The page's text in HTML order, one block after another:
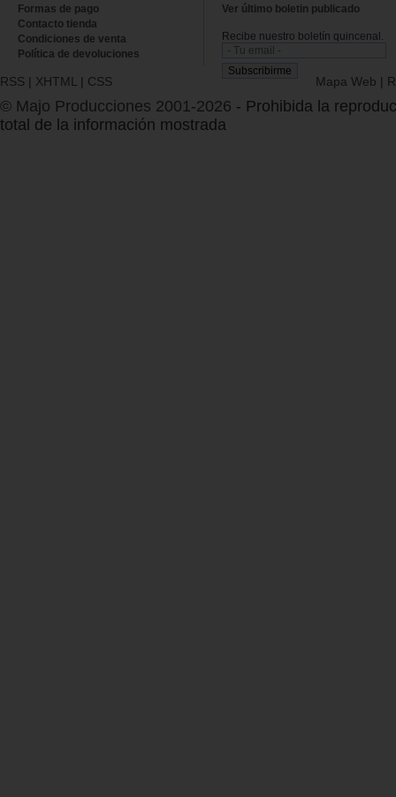
Formas de pago
Contacto tienda
Condiciones de venta
Política de devoluciones
Ver último boletin publicado
Recibe nuestro boletín quincenal.
RSS | XHTML | CSS Mapa Web |
© Majo Producciones 2001-2026 - Prohibida la
total de la información mostrada